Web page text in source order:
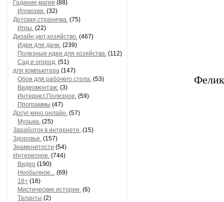
Гадание,магия (88)
Иллюзии. (32)
Детская страничка. (75)
Игры. (22)
Дизайн,уют,хозяйство. (467)
Идеи для дачи. (239)
Полезные идеи для хозяйства. (112)
Сад и огород. (51)
для компьютера (147)
Обои для рабочего стола. (53)
Видеомонтаж. (3)
Интернет.Полезное. (59)
Программы (47)
Досуг-кино онлайн. (57)
Музыка. (25)
Заработок в интернете. (15)
Здоровье. (157)
Знаменитости (54)
Интересное. (744)
Видео (190)
Необычное... (69)
18+ (16)
Мистические истории. (6)
Таланты (2)